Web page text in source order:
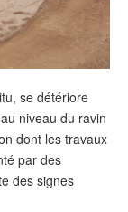
se détériore
niveau du ravin
dont les travaux
par des
des signes